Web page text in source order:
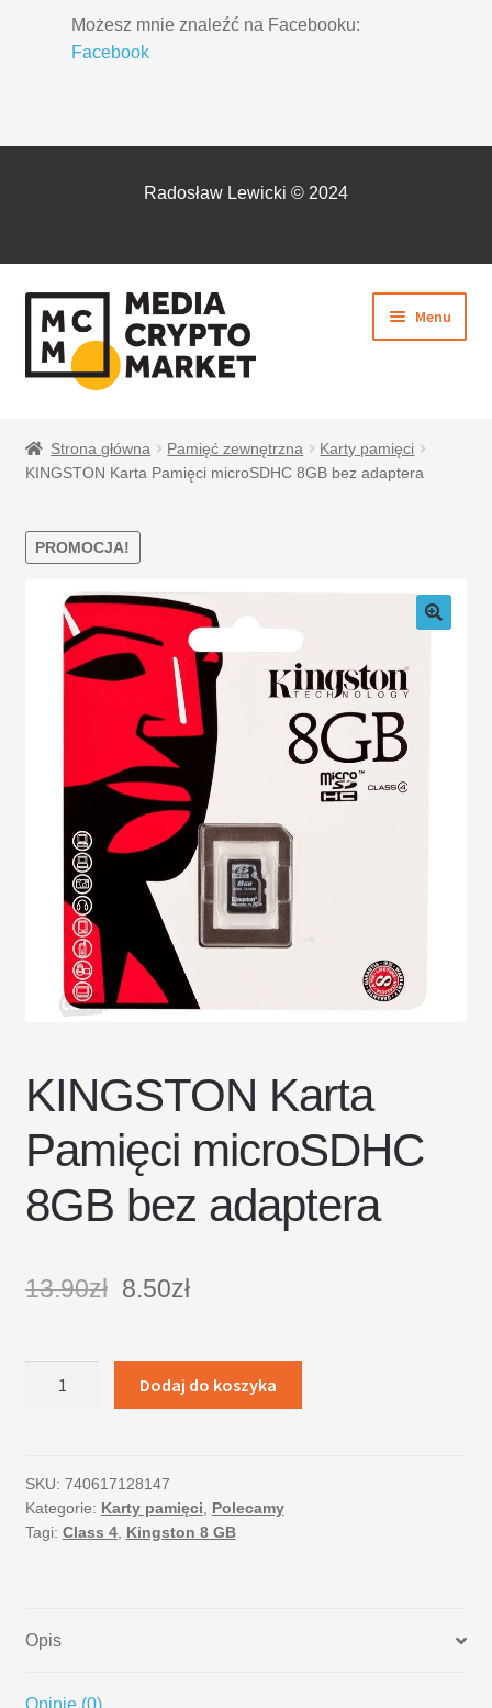
Możesz mnie znaleźć na Facebooku:
Facebook
Radosław Lewicki © 2024
PRZEJDŹ
DO
NAWIGACJI
PRZEJDŹ
DO
TREŚCI
Menu
O NAS
BEZPIECZNE PŁATNOŚCI
DOSTAWA I ZWROTY
POLITYKA PRYWATNOŚCI
REGULAMIN SKLEPU
Strona główna Pamięć zewnętrzna
Karty pamięci
KINGSTON Karta Pamięci microSDHC 8GB bez adaptera
PROMOCJA!
KINGSTON Karta
Pamięci microSDHC
8GB bez adaptera
13.90zł 8.50zł
microSDHC
8GB
bez
Dodaj do koszyka
SKU: 740617128147
Kategorie: Karty pamięci, Polecamy
Tagi: Class 4, Kingston 8 GB
Opis